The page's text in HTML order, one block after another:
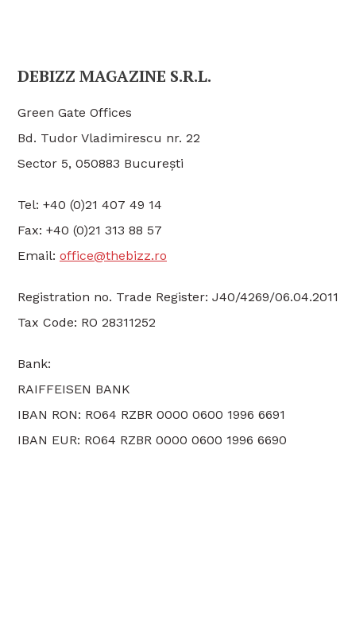
DEBIZZ MAGAZINE S.R.L.
Green Gate Offices
Bd. Tudor Vladimirescu nr. 22
Sector 5, 050883 București
Tel: +40 (0)21 407 49 14
Fax: +40 (0)21 313 88 57
Email: office@thebizz.ro
Registration no. Trade Register: J40/4269/06.04.2011
Tax Code: RO 28311252
Bank:
RAIFFEISEN BANK
IBAN RON: RO64 RZBR 0000 0600 1996 6691
IBAN EUR: RO64 RZBR 0000 0600 1996 6690